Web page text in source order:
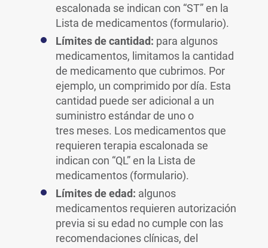
escalonada se indican con “ST” en la
Lista de medicamentos (formulario).
Límites de cantidad: para algunos
medicamentos, limitamos la cantidad
de medicamento que cubrimos. Por
ejemplo, un comprimido por día. Esta
cantidad puede ser adicional a un
suministro estándar de uno o
tres meses. Los medicamentos que
requieren terapia escalonada se
indican con “QL” en la Lista de
medicamentos (formulario).
Límites de edad: algunos
medicamentos requieren autorización
previa si su edad no cumple con las
recomendaciones clínicas, del